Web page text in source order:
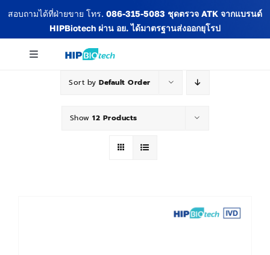
สอบถามได้ที่ฝ่ายขาย โทร. 086-315-5083 ชุดตรวจ ATK จากแบรนด์
HIPBiotech ผ่าน อย. ได้มาตรฐานส่งออกยุโรป
Toggle
Sort by Default Order
Show 12 Products